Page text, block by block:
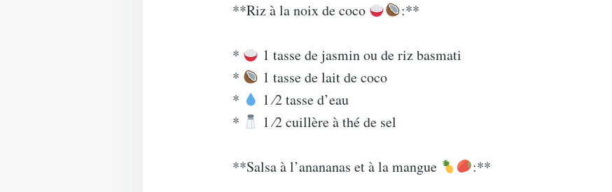
**Riz à la noix de coco :**
*
1 tasse de jasmin ou de riz basmati
*
1 tasse de lait de coco
*
1 ⁄2 tasse d’eau
*
1 ⁄2 cuillère à thé de sel
**Salsa à l’anananas et à la mangue :**